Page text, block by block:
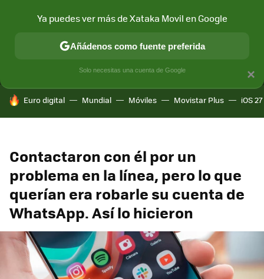
MÓVIL Y SOCIEDAD APLICACIONES
HOY SE HABLA DE
Euro digital Mundial Móviles Movistar Plus iOS 27
Contactaron con él por un
problema en la línea, pero lo que
querían era robarle su cuenta de
WhatsApp. Así lo hicieron
×
Ya puedes ver más de Xataka Movil en Google
Añádenos como fuente preferida
Solo necesitas una cuenta de Google